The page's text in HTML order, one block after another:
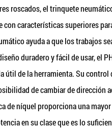
roscados, el trinquete
con características superiores
ayuda a que los trabajos
duradero y fácil de usar, el
útil de la herramienta. Su
de cambiar de dirección
de níquel proporciona una
en su clase que es lo